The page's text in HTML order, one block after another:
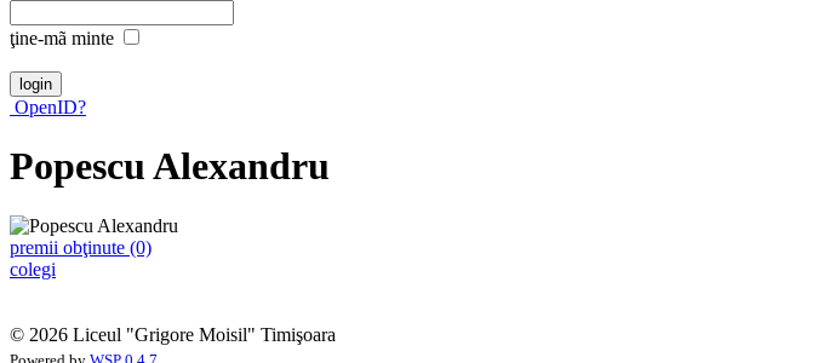
ţine-mã minte
OpenID?
Popescu Alexandru
premii obţinute (0)
colegi
© 2026 Liceul "Grigore Moisil" Timişoara